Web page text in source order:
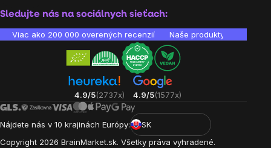
Sledujte nás na sociálnych sieťach:
Viac ako 200 000 overených recenzií Naše produkty sú
4.9/5(2737x) 4.9/5(1577x)
Nájdete nás v 10 krajinách Európy:
SK
Copyright 2026 BrainMarket.sk. Všetky práva vyhradené.